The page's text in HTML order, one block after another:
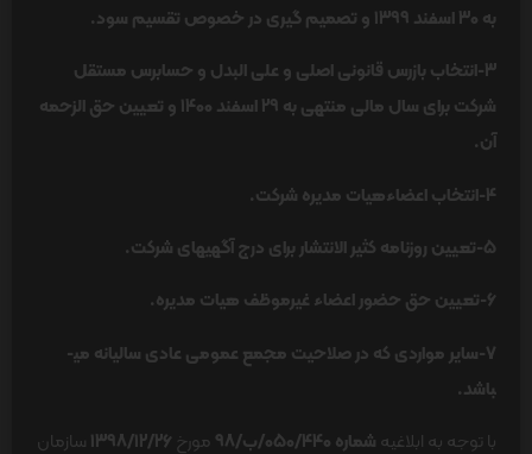
به 30 اسفند 1399 و تصمیم گیری در خصوص تقسیم سود.
3-انتخاب بازرس قانونی اصلی و علی البدل و حسابرس مستقل
شرکت برای سال مالی منتهی به 29 اسفند 1400 و تعیین حق الزحمه
آن.
4-انتخاب اعضاءهیات مدیره شرکت.
5-تعیین روزنامه کثیر الانتشار برای درج آگهی­های شرکت.
6-تعیین حق حضور اعضاء غیرموظف هیات مدیره.
7-سایر مواردی که در صلاحیت مجمع عمومی عادی سالیانه می­
باشد.
با توجه به ابلاغیه شماره 050/440/ب/98 مورخ 1398/12/26 سازمان